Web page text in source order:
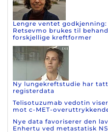
Lengre ventet godkjenning:
Retsevmo brukes til
forskjellige kreftformer
Ny lungekreftstudie har
registerdata
Telisotuzumab vedotin
mot c-MET-
Nye data favoriserer den
Enhertu ved metastatisk